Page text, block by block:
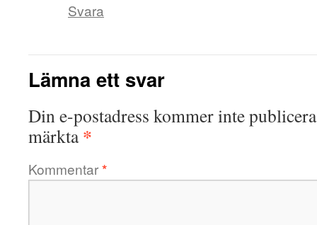
Svara
Lämna ett svar
Din e-postadress kommer inte
märkta*
Kommentar*